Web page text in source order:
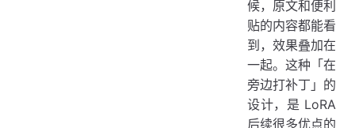
候，原文和便利
贴的内容都能看
到，效果叠加在
一起。这种「在
旁边打补丁」的
设计，是 LoRA
后续很多优点的